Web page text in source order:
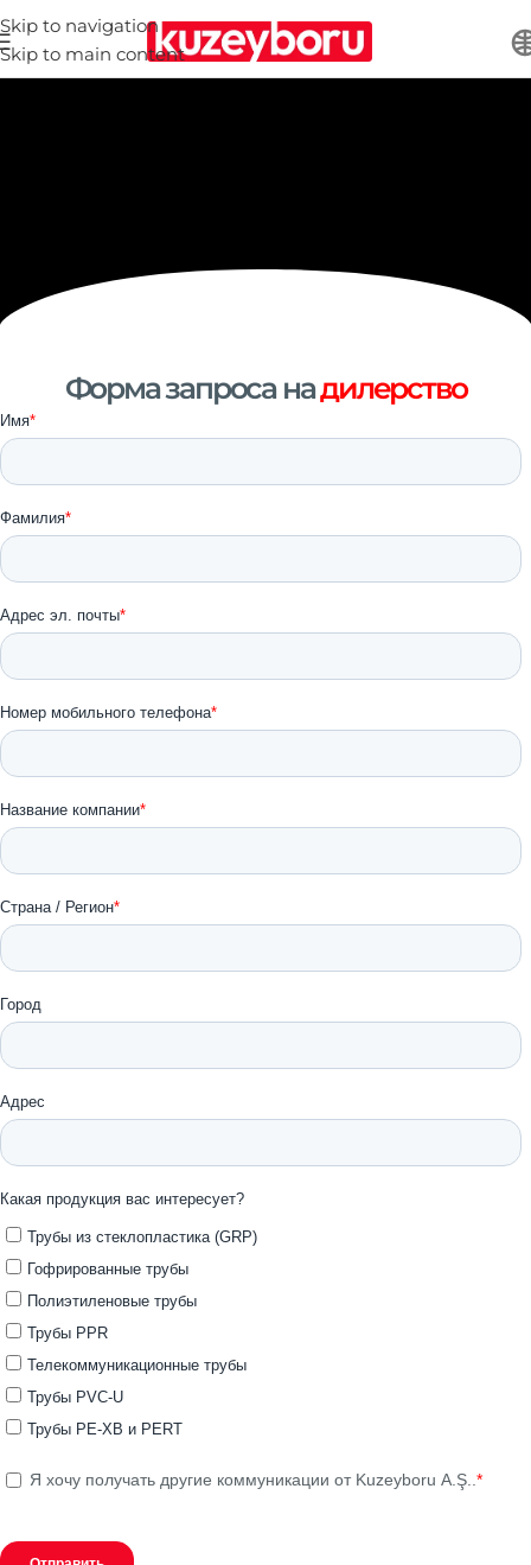
Skip to navigation
Skip to main content
Форма запроса надилерство